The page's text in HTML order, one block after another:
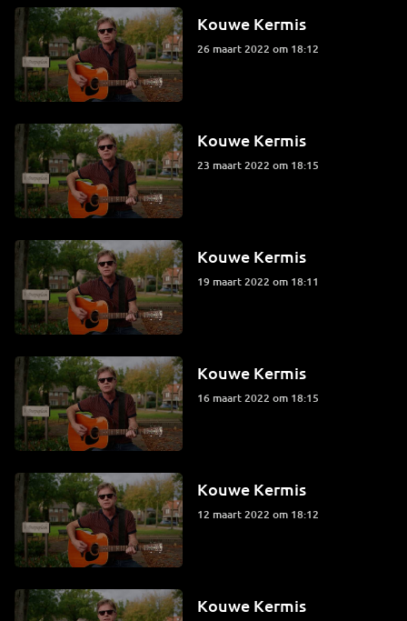
Kouwe Kermis
26 maart 2022 om 18:12
Kouwe Kermis
23 maart 2022 om 18:15
Kouwe Kermis
19 maart 2022 om 18:11
Kouwe Kermis
16 maart 2022 om 18:15
Kouwe Kermis
12 maart 2022 om 18:12
Kouwe Kermis